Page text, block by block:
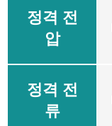
정격 전
압
정격 전
류